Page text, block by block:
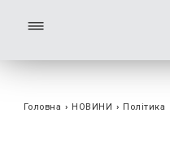
Головна › НОВИНИ › Політика